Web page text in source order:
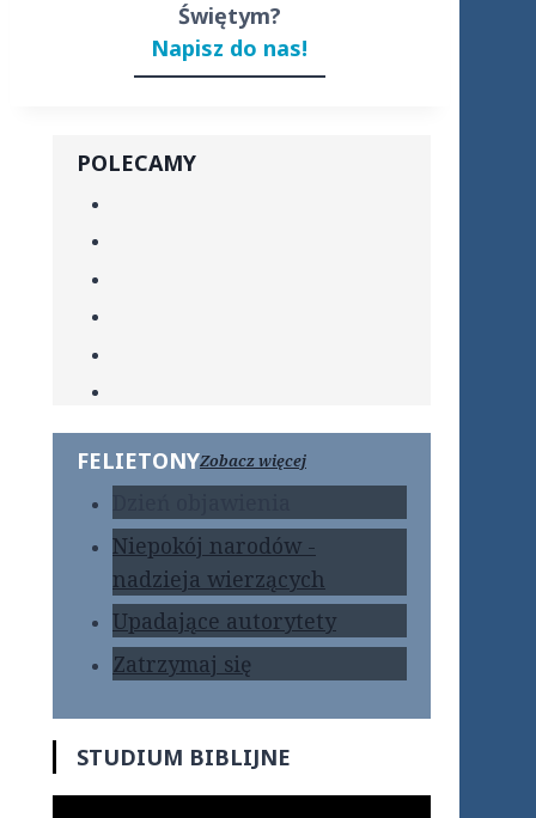
Świętym?
Napisz do nas!
POLECAMY
FELIETONYZobacz więcej
Niepokój narodów -
nadzieja wierzących
Upadające autorytety
Zatrzymaj się
STUDIUM BIBLIJNE